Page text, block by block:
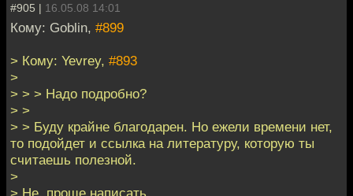
#905 | 16.05.08 14:01
Кому: Goblin, #899
> Кому: Yevrey, #893
>
> > > Надо подробно?
> >
> > Буду крайне благодарен. Но ежели времени нет,
то подойдет и ссылка на литературу, которую ты
считаешь полезной.
>
> Не, проще написать.